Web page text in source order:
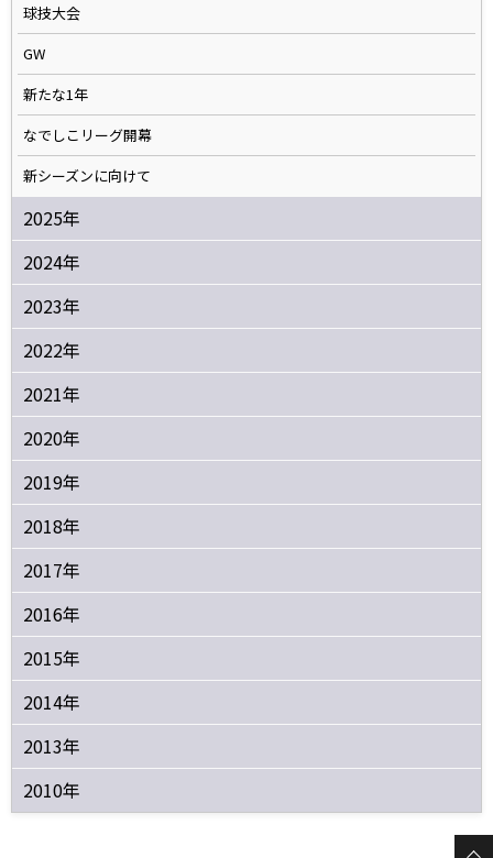
球技大会
GW
新たな1年
なでしこリーグ開幕
新シーズンに向けて
2025年
2024年
2023年
2022年
2021年
2020年
2019年
2018年
2017年
2016年
2015年
2014年
2013年
2010年